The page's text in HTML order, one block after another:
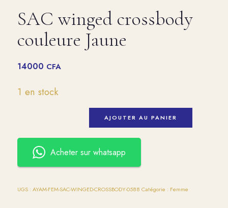
SAC winged crossbody
couleure Jaune
14000 CFA
1 en stock
AJOUTER AU PANIER
Acheter sur whatsapp
UGS : AYAM-FEM-SAC-WINGED-CROSSBODY-0588 Catégorie : Femme